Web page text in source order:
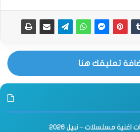
تعليقك هنا
اغنية مسلسلات – نبيل 2026